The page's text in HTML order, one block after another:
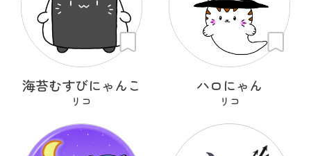
海苔むすびにゃんこ
リコ
ハロにゃん
リコ